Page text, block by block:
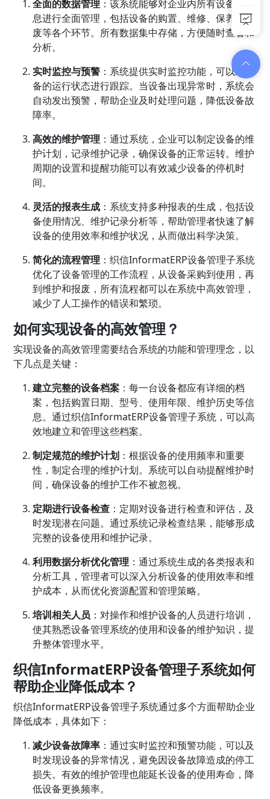
全面的数据管理 ：该系统能够对企业内所有设备的信
息进行全面管理，包括设备的购置、维修、保养及报
废等各个环节。所有数据集中存储，方便随时查看和
分析。
实时监控与预警 ：系统提供实时监控功能，可以对设
备的运行状态进行跟踪。当设备出现异常时，系统会
自动发出预警，帮助企业及时处理问题，降低设备故
障率。
高效的维护管理 ：通过系统，企业可以制定设备的维
护计划，记录维护记录，确保设备的正常运转。维护
周期的设置和提醒功能可以有效减少设备的停机时
间。
灵活的报表生成 ：系统支持多种报表的生成，包括设
备使用情况、维护记录分析等，帮助管理者快速了解
设备的使用效率和维护状况，从而做出科学决策。
简化的流程管理 ：织信InformatERP设备管理子系统
优化了设备管理的工作流程，从设备采购到使用，再
到维护和报废，所有流程都可以在系统中高效管理，
减少了人工操作的错误和繁琐。
如何实现设备的高效管理？
实现设备的高效管理需要结合系统的功能和管理理念，以
下几点是关键：
建立完整的设备档案 ：每一台设备都应有详细的档
案，包括购置日期、型号、使用年限、维护历史等信
息。通过织信InformatERP设备管理子系统，可以高
效地建立和管理这些档案。
制定规范的维护计划 ：根据设备的使用频率和重要
性，制定合理的维护计划。系统可以自动提醒维护时
间，确保设备的维护工作不被忽视。
定期进行设备检查 ：定期对设备进行检查和评估，及
时发现潜在问题。通过系统记录检查结果，能够形成
完整的设备使用和维护记录。
利用数据分析优化管理 ：通过系统生成的各类报表和
分析工具，管理者可以深入分析设备的使用效率和维
护成本，从而优化资源配置和管理策略。
培训相关人员 ：对操作和维护设备的人员进行培训，
使其熟悉设备管理系统的使用和设备的维护知识，提
升整体管理水平。
织信InformatERP设备管理子系统如何
帮助企业降低成本？
织信InformatERP设备管理子系统通过多个方面帮助企业
降低成本，具体如下：
减少设备故障率 ：通过实时监控和预警功能，可以及
时发现设备的异常情况，避免因设备故障造成的停工
损失。有效的维护管理也能延长设备的使用寿命，降
低设备更换频率。